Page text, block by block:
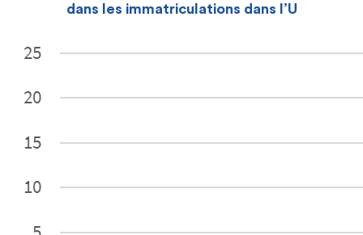
dans les immatriculations dans l’U